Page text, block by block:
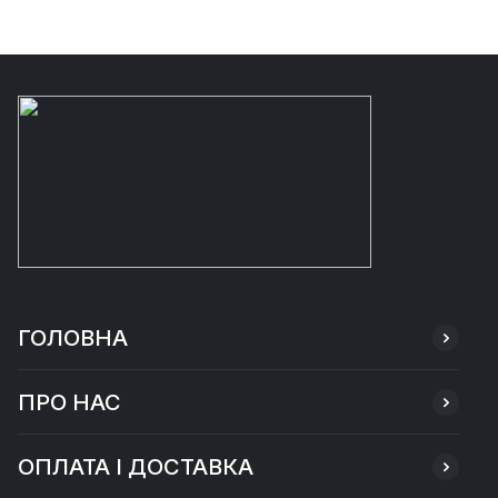
ГОЛОВНА
ПРО НАС
ОПЛАТА І ДОСТАВКА